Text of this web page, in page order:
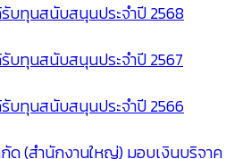
รับทุนสนับสนุนประจำปี 2568
รงการ
ย
บทุนสนับสนุนประจำปี 2567
รงการ
ย
รับทุนสนับสนุนประจำปี 2566
รงการ
ด (สำนักงานใหญ่) มอบเงินบริจาค